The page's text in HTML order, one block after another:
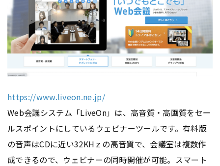
https://www.liveon.ne.jp/
Web会議システム「LiveOn」は、高音質・高画質をセー
ルスポイントにしているウェビナーツールです。有料版
の音声はCDに近い32KHｚの高音質で、会議室は複数作
成できるので、ウェビナーの同時開催が可能。スマート